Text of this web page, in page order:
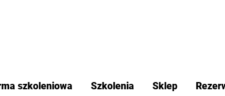
szkoleniowa Szkolenia Sklep